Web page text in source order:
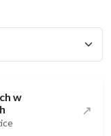
w
↗